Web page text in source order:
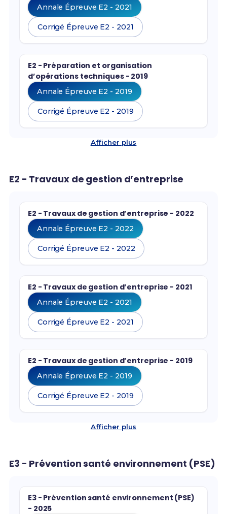
Annale Épreuve E2 - 2021
Corrigé Épreuve E2 - 2021
E2 - Préparation et organisation
d’opérations techniques - 2019
Annale Épreuve E2 - 2019
Corrigé Épreuve E2 - 2019
Afficher plus
E2 - Travaux de gestion d’entreprise
E2 - Travaux de gestion d’entreprise - 2022
Annale Épreuve E2 - 2022
Corrigé Épreuve E2 - 2022
E2 - Travaux de gestion d’entreprise - 2021
Annale Épreuve E2 - 2021
Corrigé Épreuve E2 - 2021
E2 - Travaux de gestion d’entreprise - 2019
Annale Épreuve E2 - 2019
Corrigé Épreuve E2 - 2019
Afficher plus
E3 - Prévention santé environnement (PSE)
E3 - Prévention santé environnement (PSE)
- 2025